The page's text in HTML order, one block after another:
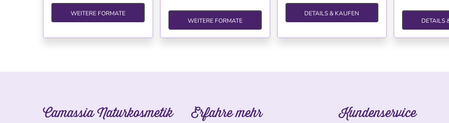
WEITERE FORMATE
WEITERE FORMATE
DETAILS & KAUFEN
DETAILS
Camassia Naturkosmetik Erfahre mehr Kundenservice